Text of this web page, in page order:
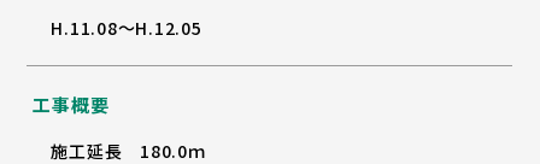
H.11.08～H.12.05
工事概要
施工延長 180.0ｍ